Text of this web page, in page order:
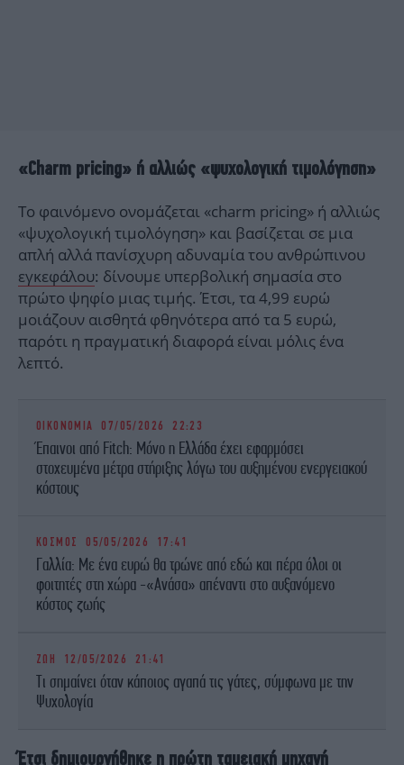
«Charm pricing» ή αλλιώς «ψυχολογική τιμολόγηση»
Το φαινόμενο ονομάζεται «charm pricing» ή αλλιώς
«ψυχολογική τιμολόγηση» και βασίζεται σε μια
απλή αλλά πανίσχυρη αδυναμία του ανθρώπινου
εγκεφάλου: δίνουμε υπερβολική σημασία στο
πρώτο ψηφίο μιας τιμής. Έτσι, τα 4,99 ευρώ
μοιάζουν αισθητά φθηνότερα από τα 5 ευρώ,
παρότι η πραγματική διαφορά είναι μόλις ένα
λεπτό.
ΟΙΚΟΝΟΜΙΑ 07/05/2026 22:23
Έπαινοι από Fitch: Μόνο η Ελλάδα έχει εφαρμόσει
στοχευμένα μέτρα στήριξης λόγω του αυξημένου ενεργειακού
κόστους
ΚΟΣΜΟΣ 05/05/2026 17:41
Γαλλία: Με ένα ευρώ θα τρώνε από εδώ και πέρα όλοι οι
φοιτητές στη χώρα -«Ανάσα» απέναντι στο αυξανόμενο
κόστος ζωής
ΖΩΗ 12/05/2026 21:41
Τι σημαίνει όταν κάποιος αγαπά τις γάτες, σύμφωνα με την
Ψυχολογία
Έτσι δημιουργήθηκε η πρώτη ταμειακή μηχανή